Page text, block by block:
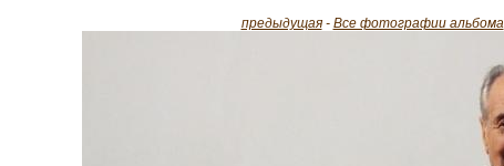
предыдущая- Все фотографии альбома